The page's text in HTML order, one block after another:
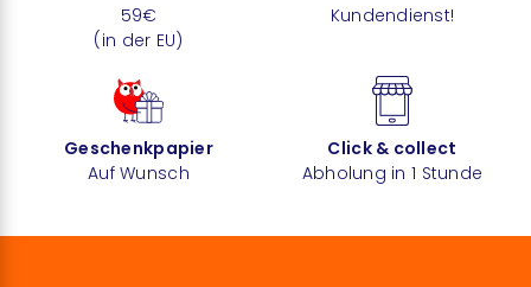
59€
(in der EU)
Kundendienst!
Geschenkpapier
Auf Wunsch
Click & collect
Abholung in 1 Stunde